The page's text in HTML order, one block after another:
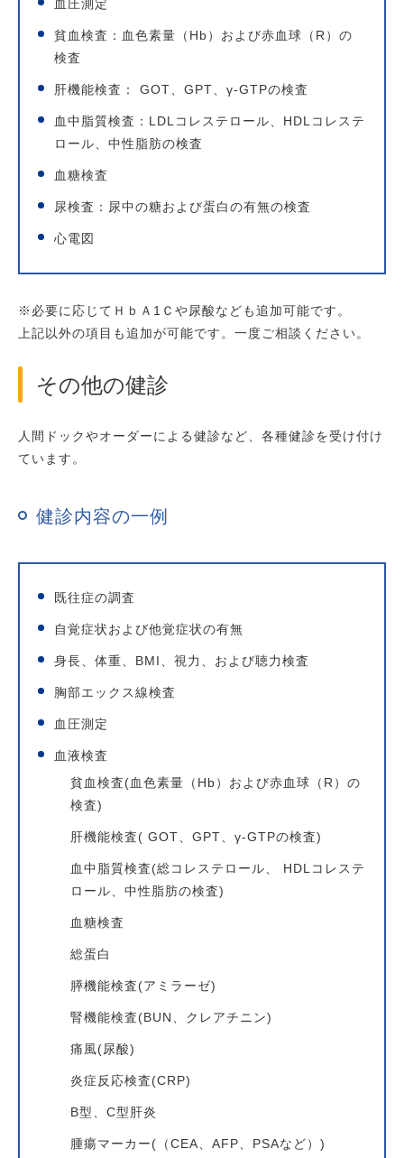
血圧測定
貧血検査：血色素量（Hb）および赤血球（R）の
検査
肝機能検査： GOT、GPT、γ-GTPの検査
血中脂質検査：LDLコレステロール、HDLコレステ
ロール、中性脂肪の検査
血糖検査
尿検査：尿中の糖および蛋白の有無の検査
心電図
※必要に応じてＨｂＡ1Ｃや尿酸なども追加可能です。
上記以外の項目も追加が可能です。一度ご相談ください。
その他の健診
人間ドックやオーダーによる健診など、各種健診を受け付け
ています。
健診内容の一例
既往症の調査
自覚症状および他覚症状の有無
身長、体重、BMI、視力、および聴力検査
胸部エックス線検査
血圧測定
血液検査
貧血検査(血色素量（Hb）および赤血球（R）の
検査)
肝機能検査( GOT、GPT、γ-GTPの検査)
血中脂質検査(総コレステロール、 HDLコレステ
ロール、中性脂肪の検査)
血糖検査
総蛋白
膵機能検査(アミラーゼ)
腎機能検査(BUN、クレアチニン)
痛風(尿酸)
炎症反応検査(CRP)
B型、C型肝炎
腫瘍マーカー(（CEA、AFP、PSAなど）)